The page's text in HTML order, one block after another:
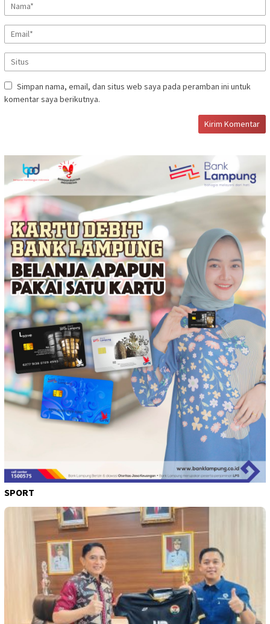
Simpan nama, email, dan situs web saya pada peramban ini untuk
komentar saya berikutnya.
SPORT